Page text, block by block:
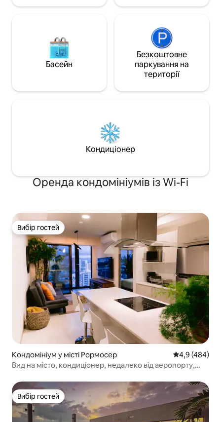
Басейн
Безкоштовне
паркування на
території
Кондиціонер
Оренда кондомініумів із Wi-Fi
Вибір гостей
Вибір гостей
Кондомініум у місті Рормосер Середня
4,9 (484)
Вид на місто, кондиціонер, недалеко від аеропорту,
Вибір гостей
Вибір гостей